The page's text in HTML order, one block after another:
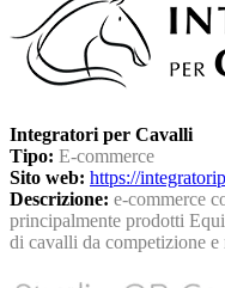
Integratori per Cavalli
Tipo: E-commerce
Sito web: https://
Descrizione: e-commerce
principalmente prodotti
di cavalli da competizione e